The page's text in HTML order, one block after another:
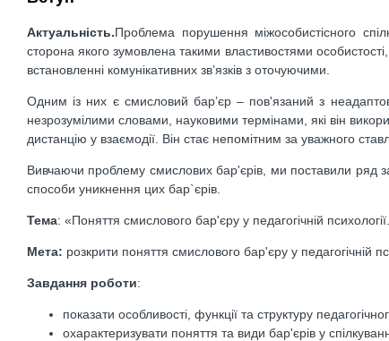
Актуальність.Проблема порушення міжособистісного
сторона якого зумовлена такими властивостями
встановленні комунікативних зв’язків з оточуючими.
Одним із них є смисловий бар’єр – пов'язаний з
незрозумілими словами, науковими термінами, які він
дистанцію у взаємодії. Він стає непомітним за уважного
Вивчаючи проблему смислових бар'єрів, ми поставили ряд
способи уникнення цих бар`єрів.
Тема: «Поняття смислового бар'єру у педагогічній
Мета: розкрити поняття смислового бар'єру у педагогічній
Завдання роботи:
показати особливості, функції та структуру
охарактеризувати поняття та види бар'єрів у